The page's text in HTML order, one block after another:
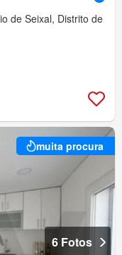
de Seixal, Distrito de
muita procura
6 Fotos